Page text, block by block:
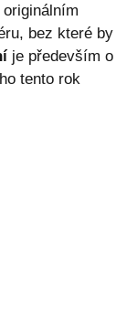
bez které by
je především o
tento rok